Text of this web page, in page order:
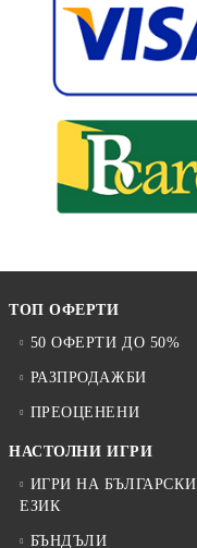
ТОП ОФЕРТИ
50 ОФЕРТИ ДО 50%
РАЗПРОДАЖБИ
ПРЕОЦЕНЕНИ
НАСТОЛНИ ИГРИ
ИГРИ НА БЪЛГАРСКИ
ЕЗИК
БЪНДЪЛИ